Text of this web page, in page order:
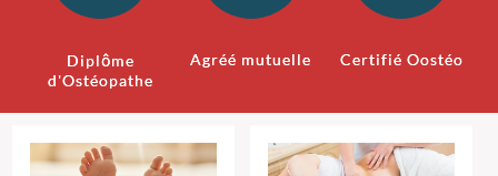
Diplôme
d'Ostéopathe
Agréé mutuelle Certifié Oostéo